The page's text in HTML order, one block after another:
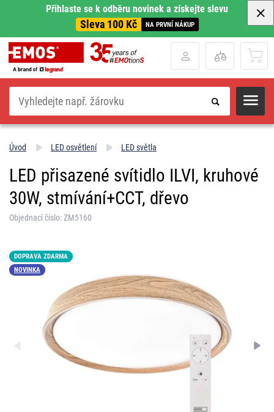
Přihlaste se k odběru novinek a získejte slevu
Sleva 100 Kč NA PRVNÍ NÁKUP
Hledat
Úvod LED osvětlení LED světla
LED přisazené svítidlo ILVI, kruhové
30W, stmívání+CCT, dřevo
Objednací číslo: ZM5160
DOPRAVA ZDARMA
NOVINKA